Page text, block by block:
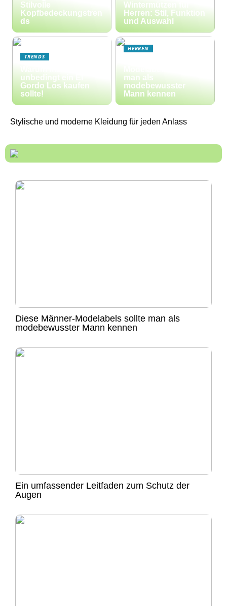
Stilvolle
Kopfbedeckungstren
ds
Wintermützen für
Herren: Stil, Funktion
und Auswahl
TRENDS
unbedingt ein El
Gordo Los kaufen
sollte!
HERREN
man als
modebewusster
Mann kennen
Stylische und moderne Kleidung für jeden Anlass
Diese Männer-Modelabels sollte man als
modebewusster Mann kennen
Ein umfassender Leitfaden zum Schutz der
Augen